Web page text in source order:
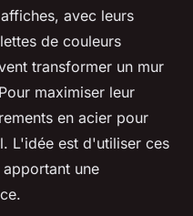
avec leurs
de couleurs
transformer un mur
maximiser leur
en acier pour
L'idée est d'utiliser ces
une